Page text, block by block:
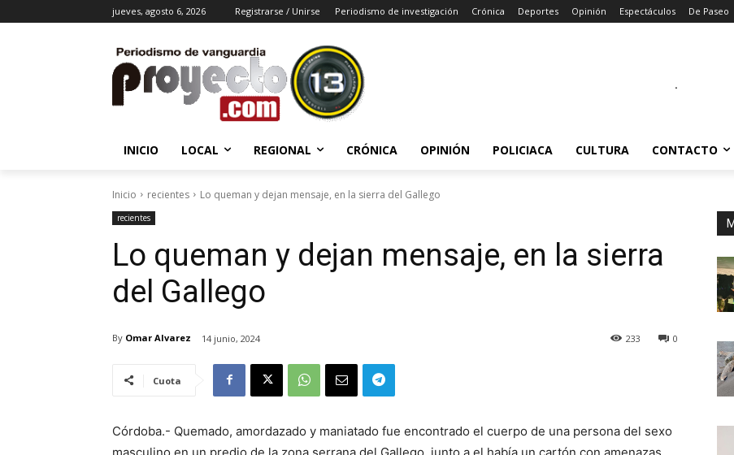
jueves, agosto 6, 2026 Registrarse / Unirse Periodismo de investigación Crónica Deportes Opinión Espectáculos De Paseo
.
INICIO LOCAL REGIONAL CRÓNICA OPINIÓN POLICIACA CULTURA CONTACTO
Inicio recientes Lo queman y dejan mensaje, en la sierra del Gallego
recientes
Lo queman y dejan mensaje, en la sierra
del Gallego
By Omar Alvarez 14 junio, 2024 0
233
Cuota
Córdoba.- Quemado, amordazado y maniatado fue encontrado el cuerpo de una persona del sexo